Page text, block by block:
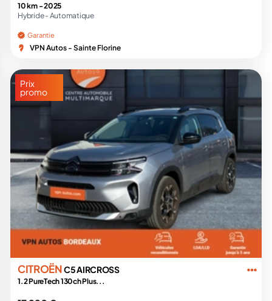
10 km -2025
Hybride - Automatique
Garantie
VPN Autos - Sainte Florine
Prix
promo
CITROËNC5 AIRCROSS
1.2 PureTech 130ch Plus...